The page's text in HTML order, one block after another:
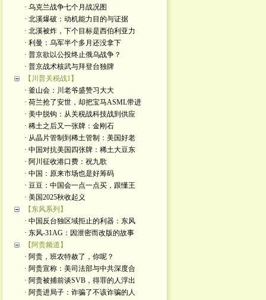
· 乌克兰战争七个月战况图
· 北溪爆破：动机能力目的与证据
· 北溪被炸，下个目标是西伯利亚力
· 利曼：乌军半个多月还没拿下
· 普京欲以公投终止俄乌战争？
· 普京战术核武与拜登台独牌
【川普关税战1】
· 釜山会：川老爷盛赞习大大
· 荷兰抢了安世，却把宝马ASML带进
· 美中脱钩：从关税战科技战到供应
· 稀土之后又一张牌：金刚石
· 从晶片管制到稀土管制：美国好老
· 中国对抗美国四张牌：稀土大豆东
· 阿川征收港口费：祝九歌
· 中国：原来市场也是好筹码
· 豆豆：中国会一点一点买，跟懂王
· 美国2025秋收起义
【东风系列】
· 中国反台独区域拒止的利器：东风
· 东风-31AG：因泄密而改版的故事
【阿贵频道】
· 阿贵，班农特赦了，你呢？
· 阿贵宣称：美司法部与中共深度合
· 阿贵被捕前谈SVB，得罪的人浮出
· 阿贵进局子：诈骗了不该诈骗的人